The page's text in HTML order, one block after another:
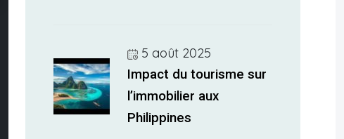
5 août 2025
Impact du tourisme sur
l’immobilier aux
Philippines